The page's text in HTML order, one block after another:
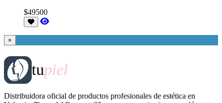
$49500
×
tupiel
Distribuidora oficial de productos profesionales de estética en